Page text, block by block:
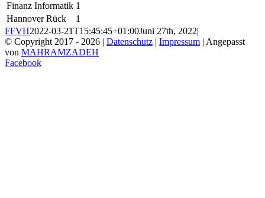
Finanz Informatik 1
Hannover Rück
1
FFVH2022-03-21T15:45:45+01:00Juni 27th, 2022|
© Copyright 2017 - 2026 | Datenschutz | Impressum | Angepasst
von MAHRAMZADEH
Facebook